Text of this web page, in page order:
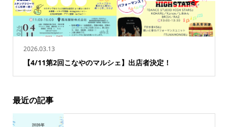
2026.03.13
【4/11第2回こなやのマルシェ】出店者決定！
最近の記事